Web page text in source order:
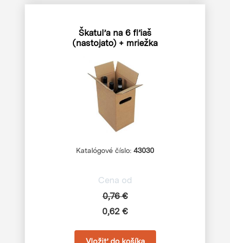
Škatuľa na 6 fľiaš
(nastojato) + mriežka
Katalógové číslo: 43030
Cena od
0,76 €
0,62 €